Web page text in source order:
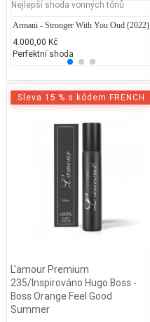
Nejlepší shoda vonných tónů
Armani - Stronger With You Oud (2022)
4.000,00 Kč
Perfektní shoda
Sleva 15 % s kódem FRENCH
L'amour Premium
235/Inspirováno Hugo Boss -
Boss Orange Feel Good
Summer